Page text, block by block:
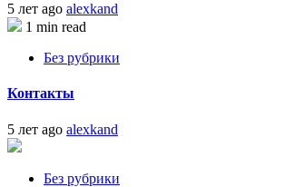
5 лет ago alexkand
1 min read
Без рубрики
Контакты
5 лет ago alexkand
Без рубрики